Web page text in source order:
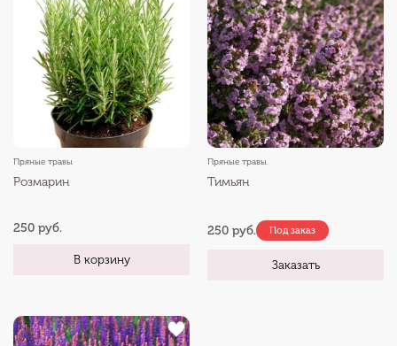
Пряные травы
Розмарин
250 руб.
В корзину
Пряные травы
Тимьян
250 руб. Под заказ
Заказать